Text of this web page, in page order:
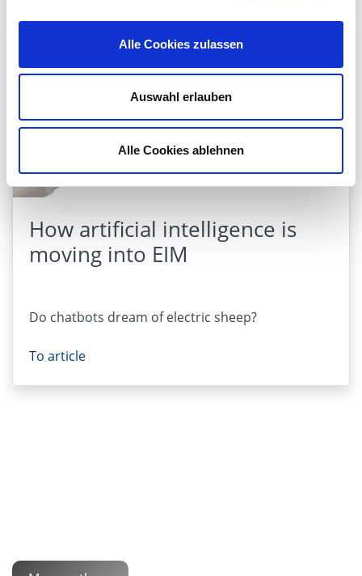
Alle Cookies zulassen
Auswahl erlauben
Alle Cookies ablehnen
How artificial intelligence is
moving into EIM
Do chatbots dream of electric sheep?
To article